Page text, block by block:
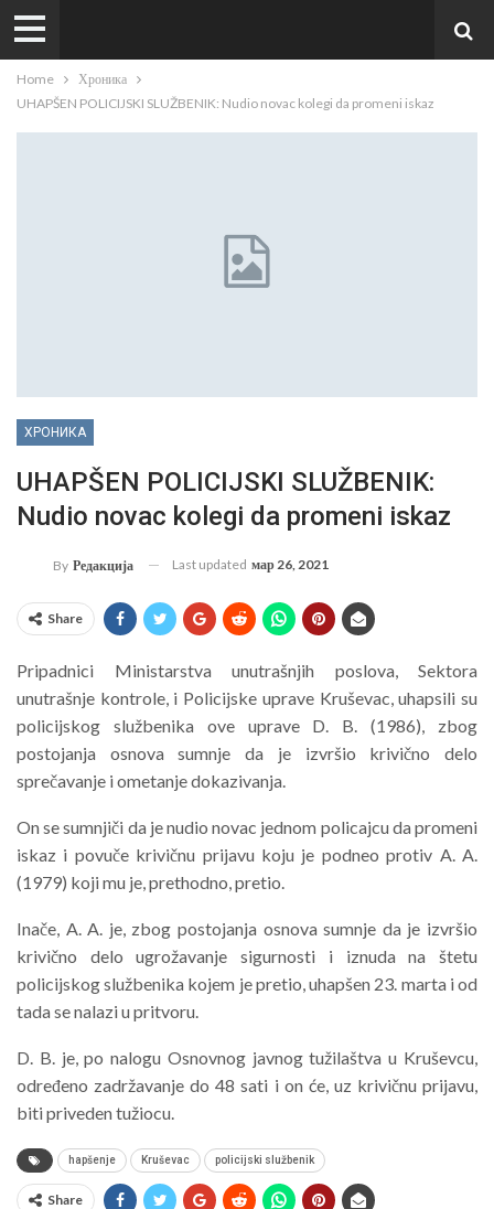
Home
Хроника
UHAPŠEN POLICIJSKI SLUŽBENIK: Nudio novac kolegi da promeni iskaz
ХРОНИКА
UHAPŠEN POLICIJSKI SLUŽBENIK:
Nudio novac kolegi da promeni iskaz
By Редакција Last updated мар 26, 2021
Share
Pripadnici Ministarstva unutrašnjih poslova, Sektora
unutrašnje kontrole, i Policijske uprave Kruševac, uhapsili su
policijskog službenika ove uprave D. B. (1986), zbog
postojanja osnova sumnje da je izvršio krivično delo
sprečavanje i ometanje dokazivanja.
On se sumnjiči da je nudio novac jednom policajcu da promeni
iskaz i povuče krivičnu prijavu koju je podneo protiv A. A.
(1979) koji mu je, prethodno, pretio.
Inače, A. A. je, zbog postojanja osnova sumnje da je izvršio
krivično delo ugrožavanje sigurnosti i iznuda na štetu
policijskog službenika kojem je pretio, uhapšen 23. marta i od
tada se nalazi u pritvoru.
D. B. je, po nalogu Osnovnog javnog tužilaštva u Kruševcu,
određeno zadržavanjedo 48 sati i on će, uz krivičnu prijavu,
biti priveden tužiocu.
hapšenje Kruševac policijski službenik
Share